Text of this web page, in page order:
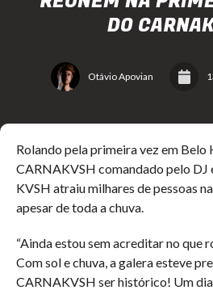
DO
Otávio Apovian
Rolando pela primeira vez em
CARNAKVSH comandado pelo
KVSH atraiu milhares de pessoas
apesar de toda a chuva.
“Ainda estou sem acreditar no que
Com sol e chuva, a galera esteve
CARNAKVSH ser histórico! Um